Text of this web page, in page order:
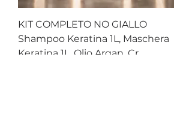
KIT COMPLETO NO GIALLO
Shampoo Keratina 1L, Maschera
Keratina 1L, Olio Argan, Cr